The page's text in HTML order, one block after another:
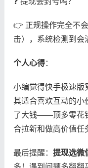
👉 正规操作完全不
击），系统检测到会
​个人心得​​：
小编觉得快手极速版
其适合喜欢互动的小
了大钱——顶多零花
合拉新和做高价值任
最后提醒：​ 提现选微